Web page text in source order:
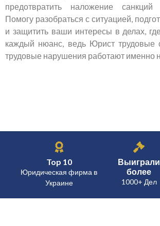
предотвратить наложение
Помогу разобраться с ситуацией,
и защитить ваши интересы в делах,
каждый нюанс, ведь Юрист трудовые
трудовые нарушения работают именно
Top 10
Юридическая фирма в
Украине
Выиграли
более
1000+ Дел